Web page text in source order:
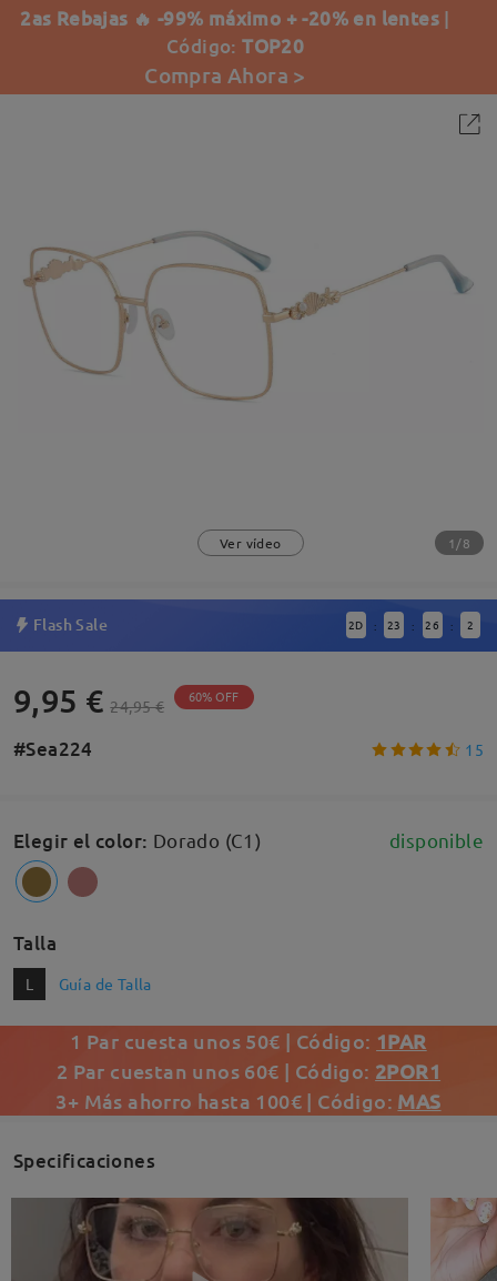
2as Rebajas 🔥 -99% máximo + -20% en lentes |
Código:TOP20
Compra Ahora >
Ver vídeo 1/8
Flash Sale 2D : 23 : 26 : 1
9,95 € 24,95 € 60% OFF
#Sea224 15
Elegir el color: Dorado (C1) disponible
Talla
L Guía de Talla
1 Par cuesta unos 50€ | Código: 1PAR
2 Par cuestan unos 60€ | Código: 2POR1
3+ Más ahorro hasta 100€ | Código: MAS
Specificaciones